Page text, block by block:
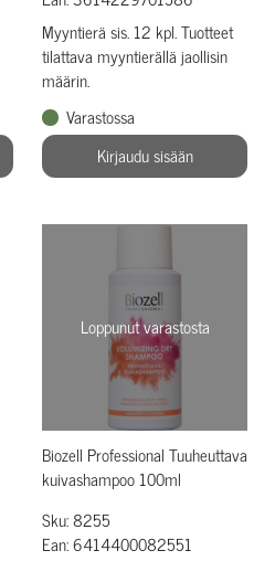
Myyntierä sis. 12 kpl. Tuotteet
tilattava myyntierällä jaollisin
määrin.
Varastossa
Kirjaudu sisään
Loppunut varastosta
Biozell Professional Tuuheuttava
kuivashampoo 100ml
Sku: 8255
Ean: 6414400082551